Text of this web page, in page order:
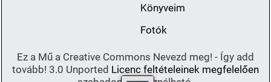
Könyveim
Fotók
Ez a Mű a Creative Commons Nevezd meg! - Így add
tovább! 3.0 Unported Licenc feltételeinek megfelelően